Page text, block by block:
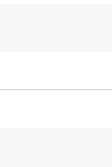
span&gt;&lt;/td&gt;&lt;/